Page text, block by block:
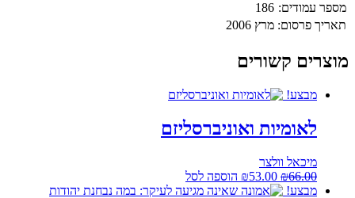
מספר עמודים: 186
תאריך פרסום: מרץ 2006
מוצרים קשורים
מבצע!
לאומיות ואוניברסליזם
מיכאל וולצר
₪66.00
המחיר
המקורי
₪53.00
המחיר
הנוכחי
הוספה לסל
מבצע!